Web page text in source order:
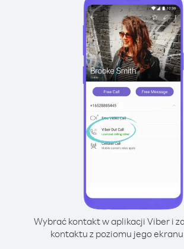
Wybrać kontakt w aplikacji Viber i
kontaktu z poziomu jego